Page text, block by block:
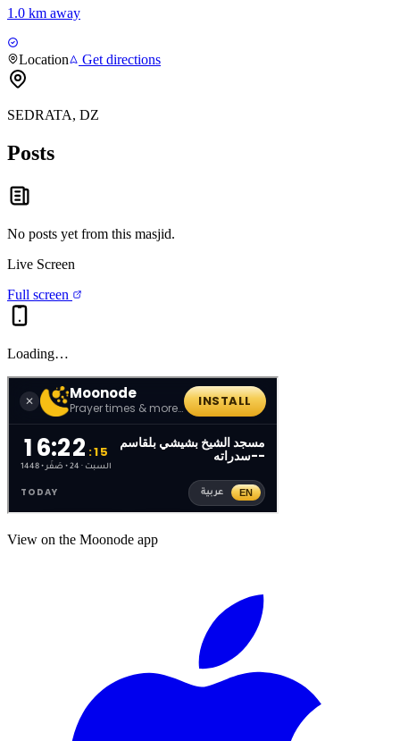
1.0 km away
Location Get directions
SEDRATA, DZ
Posts
No posts yet from this masjid.
Live Screen
Full screen
Loading…
View on the Moonode app